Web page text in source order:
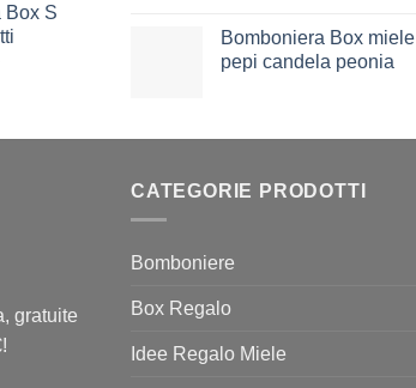
Box S
Bomboniera Box miele
pepi candela peonia
gratuite
CATEGORIE PRODOTTI
Bomboniere
Box Regalo
Idee Regalo Miele